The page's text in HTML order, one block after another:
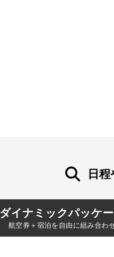
日
ダイナミックパッケ
航空券＋宿泊を自由に組み合わ